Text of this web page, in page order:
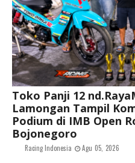
Toko Panji 12
Lamongan Tampil
Podium di IMB Open
Bojonegoro
Racing Indonesia Agu 05, 2026